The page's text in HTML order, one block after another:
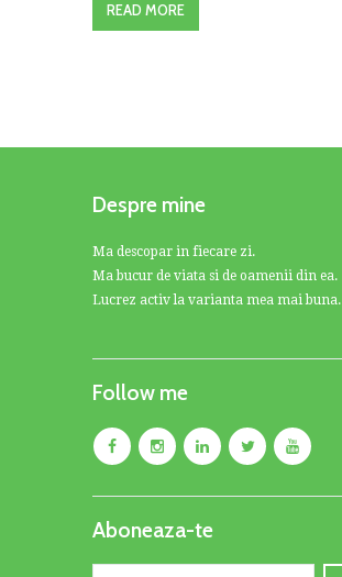
READ MORE
Despre mine
Ma descopar in fiecare zi.
Ma bucur de viata si de oamenii din ea.
Lucrez activ la varianta mea mai buna.
Follow me
Aboneaza-te